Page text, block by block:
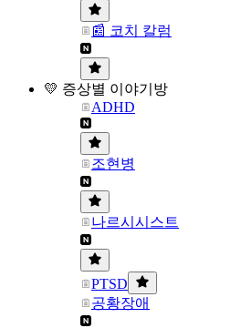
📰 코치 칼럼
💛 증상별 이야기방
ADHD
조현병
나르시시스트
PTSD
공황장애